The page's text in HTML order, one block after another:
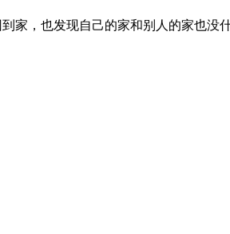
，也发现自己的家和别人的家也没